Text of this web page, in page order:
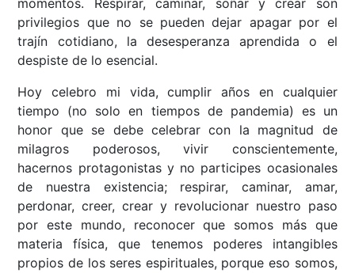
momentos. Respirar, caminar, soñar y crear son
privilegios que no se pueden dejar apagar por el
trajín cotidiano, la desesperanza aprendida o el
despiste de lo esencial.
Hoy celebro mi vida, cumplir años en cualquier
tiempo (no solo en tiempos de pandemia) es un
honor que se debe celebrar con la magnitud de
milagros poderosos, vivir conscientemente,
hacernos protagonistas y no participes ocasionales
de nuestra existencia; respirar, caminar, amar,
perdonar, creer, crear y revolucionar nuestro paso
por este mundo, reconocer que somos más que
materia física, que tenemos poderes intangibles
propios de los seres espirituales, porque eso somos,